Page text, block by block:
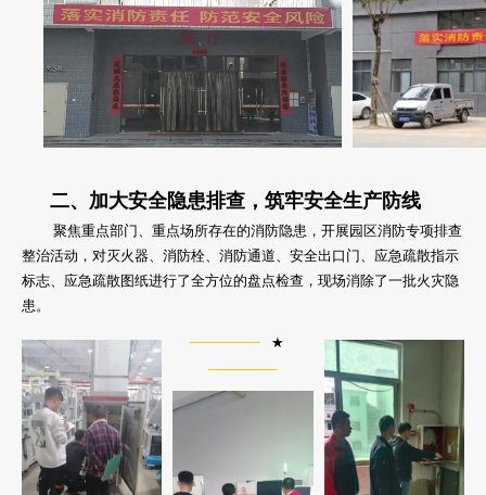
二、加大安全隐患排查，筑牢安全生产防线
聚焦重点部门、重点场所存在的消防隐患，开展园区消防专项排查
整治活动，对灭火器、消防栓、消防通道、安全出口门、应急疏散指示
标志、应急疏散图纸进行了全方位的盘点检查，现场消除了一批火灾隐
患。
★